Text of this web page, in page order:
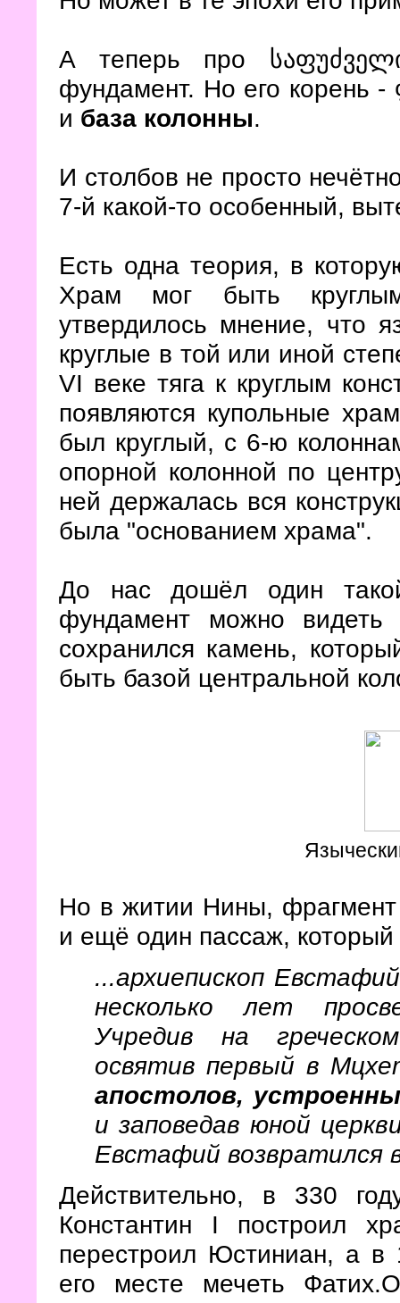
А теперь про
фундамент. Но его корень
и база колонны.
И столбов не просто
7-й какой-то особенный,
Есть одна теория, в
Храм мог быть
утвердилось мнение, что
круглые в той или иной
VI веке тяга к круглым
появляются купольные
был круглый, с 6-ю
опорной колонной по
ней держалась вся
была "основанием храма".
До нас дошёл один
фундамент можно
сохранился камень,
быть базой центральной
Но в житии Нины, фрагмент
и ещё один пассаж, который
...архиепископ
несколько лет
Учредив на
освятив первый в
апостолов,
и заповедав юной
Евстафий возвратился
Действительно, в 330
Константин I построил
перестроил Юстиниан, а в
его месте мечеть